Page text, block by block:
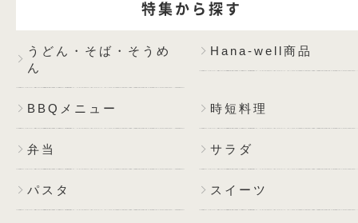
特集から探す
うどん・そば・そうめ
ん
Hana-well商品
BBQメニュー 時短料理
弁当 サラダ
パスタ スイーツ